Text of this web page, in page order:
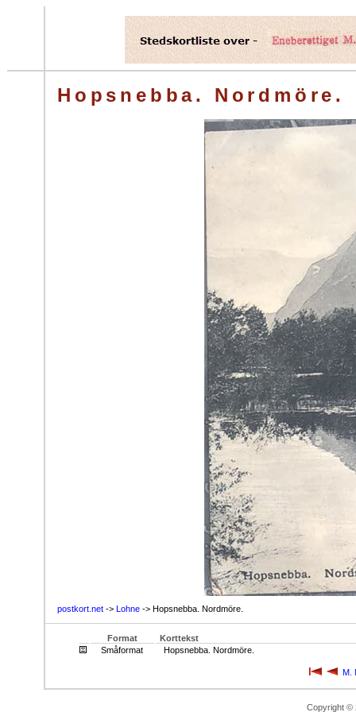
Hopsnebba. Nordmöre.
postkort.net -> Lohne -> Hopsnebba. Nordmöre.
Format
Korttekst
Småformat
Hopsnebba. Nordmöre.
M.
Copyright ©